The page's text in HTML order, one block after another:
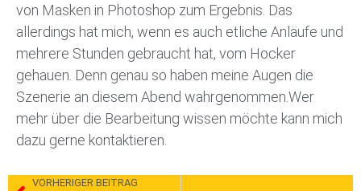
von Masken in Photoshop zum Ergebnis. Das
allerdings hat mich, wenn es auch etliche Anläufe und
mehrere Stunden gebraucht hat, vom Hocker
gehauen. Denn genau so haben meine Augen die
Szenerie an diesem Abend wahrgenommen.Wer
mehr über die Bearbeitung wissen möchte kann mich
dazu gerne kontaktieren.
VORHERIGER BEITRAG